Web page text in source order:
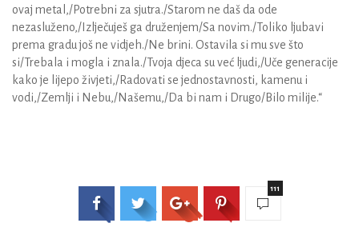
ovaj metal,/Potrebni za sjutra./Starom ne daš da ode
nezasluženo,/Izlječuješ ga druženjem/Sa novim./Toliko ljubavi
prema gradu još ne vidjeh./Ne brini. Ostavila si mu sve što
si/Trebala i mogla i znala./Tvoja djeca su već ljudi,/Uče generacije
kako je lijepo živjeti,/Radovati se jednostavnosti, kamenu i
vodi,/Zemlji i Nebu,/Našemu,/Da bi nam i Drugo/Bilo milije.“
111